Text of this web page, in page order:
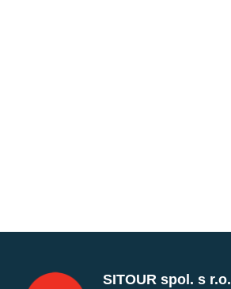
SITOUR spol. s r.o.